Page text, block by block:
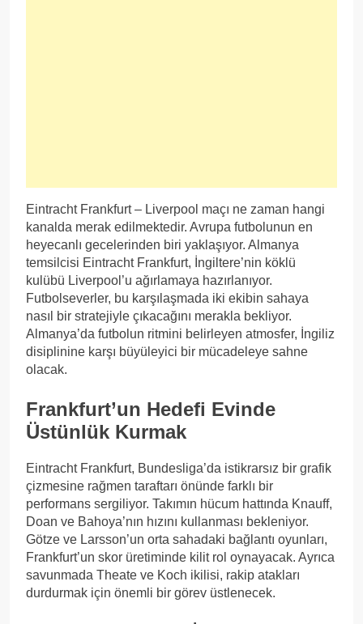
Eintracht Frankfurt – Liverpool maçı ne zaman hangi
kanalda merak edilmektedir. Avrupa futbolunun en
heyecanlı gecelerinden biri yaklaşıyor. Almanya
temsilcisi Eintracht Frankfurt, İngiltere’nin köklü
kulübü Liverpool’u ağırlamaya hazırlanıyor.
Futbolseverler, bu karşılaşmada iki ekibin sahaya
nasıl bir stratejiyle çıkacağını merakla bekliyor.
Almanya’da futbolun ritmini belirleyen atmosfer, İngiliz
disiplinine karşı büyüleyici bir mücadeleye sahne
olacak.
Frankfurt’un Hedefi Evinde
Üstünlük Kurmak
Eintracht Frankfurt, Bundesliga’da istikrarsız bir grafik
çizmesine rağmen taraftarı önünde farklı bir
performans sergiliyor. Takımın hücum hattında Knauff,
Doan ve Bahoya’nın hızını kullanması bekleniyor.
Götze ve Larsson’un orta sahadaki bağlantı oyunları,
Frankfurt’un skor üretiminde kilit rol oynayacak. Ayrıca
savunmada Theate ve Koch ikilisi, rakip atakları
durdurmak için önemli bir görev üstlenecek.